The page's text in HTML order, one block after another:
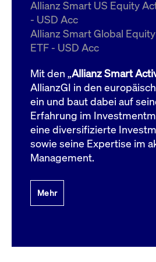
Allianz Smart US Equity
- USD Acc
Allianz Smart Global
ETF - USD Acc
Mit den „Allianz Smart
AllianzGI in den
ein und baut dabei auf
Erfahrung im
eine diversifizierte
sowie seine Expertise im
Management.
Mehr
ApplicationGatewayAffinityCORS
Domain